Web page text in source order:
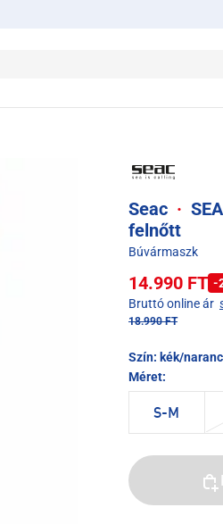
Seac ·
felnőtt
Búvármaszk
14.990 FT -
Bruttó online ár
18.990 FT
Szín: kék/
Méret:
S-M